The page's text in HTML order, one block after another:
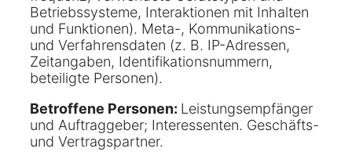
Betriebssysteme, Interaktionen mit Inhalten
und Funktionen). Meta-, Kommunikations-
und Verfahrensdaten (z. B. IP-Adressen,
Zeitangaben, Identifikationsnummern,
beteiligte Personen).
Betroffene Personen: Leistungsempfänger
und Auftraggeber; Interessenten. Geschäfts-
und Vertragspartner.